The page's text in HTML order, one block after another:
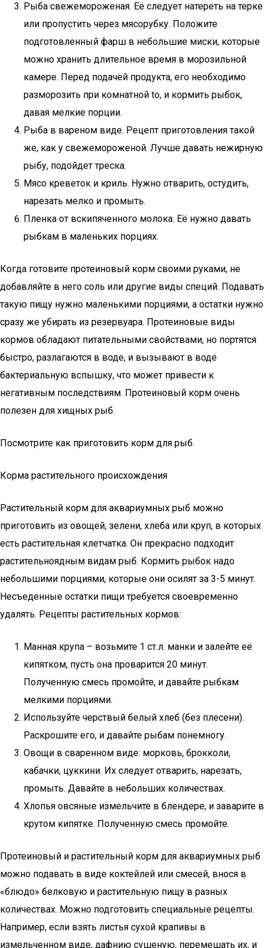
Рыба свежемороженая. Её следует натереть на терке
или пропустить через мясорубку. Положите
подготовленный фарш в небольшие миски, которые
можно хранить длительное время в морозильной
камере. Перед подачей продукта, его необходимо
разморозить при комнатной to, и кормить рыбок,
давая мелкие порции.
Рыба в вареном виде. Рецепт приготовления такой
же, как у свежемороженой. Лучше давать нежирную
рыбу, подойдет треска.
Мясо креветок и криль. Нужно отварить, остудить,
нарезать мелко и промыть.
Пленка от вскипяченного молока. Её нужно давать
рыбкам в маленьких порциях.
Когда готовите протеиновый корм своими руками, не
добавляйте в него соль или другие виды специй. Подавать
такую пищу нужно маленькими порциями, а остатки нужно
сразу же убирать из резервуара. Протеиновые виды
кормов обладают питательными свойствами, но портятся
быстро, разлагаются в воде, и вызывают в воде
бактериальную вспышку, что может привести к
негативным последствиям. Протеиновый корм очень
полезен для хищных рыб.
Посмотрите как приготовить корм для рыб.
Корма растительного происхождения
Растительный корм для аквариумных рыб можно
приготовить из овощей, зелени, хлеба или круп, в которых
есть растительная клетчатка. Он прекрасно подходит
растительноядным видам рыб. Кормить рыбок надо
небольшими порциями, которые они осилят за 3-5 минут.
Несъеденные остатки пищи требуется своевременно
удалять. Рецепты растительных кормов:
Манная крупа – возьмите 1 ст.л. манки и залейте её
кипятком, пусть она проварится 20 минут.
Полученную смесь промойте, и давайте рыбкам
мелкими порциями.
Используйте черствый белый хлеб (без плесени).
Раскрошите его, и давайте рыбам понемногу.
Овощи в сваренном виде: морковь, брокколи,
кабачки, цуккини. Их следует отварить, нарезать,
промыть. Давайте в небольших количествах.
Хлопья овсяные измельчите в блендере, и заварите в
крутом кипятке. Полученную смесь промойте.
Протеиновый и растительный корм для аквариумных рыб
можно подавать в виде коктейлей или смесей, внося в
«блюдо» белковую и растительную пищу в разных
количествах. Можно подготовить специальные рецепты.
Например, если взять листья сухой крапивы в
измельченном виде, дафнию сушеную, перемешать их, и